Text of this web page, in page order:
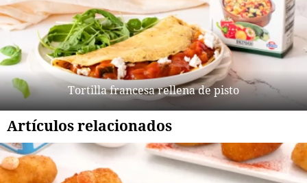
Tortilla francesa rellena de pisto
Artículos relacionados